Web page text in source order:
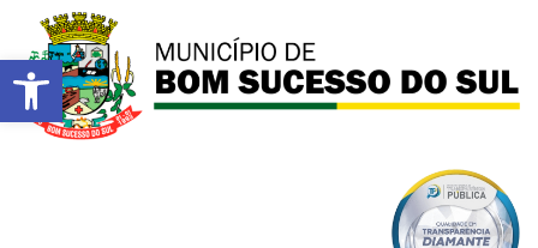
Barra de Ferramentas